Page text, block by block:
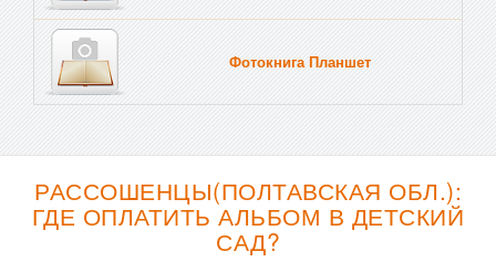
Фотокнига Планшет
РАССОШЕНЦЫ(ПОЛТАВСКАЯ ОБЛ.):
ГДЕ ОПЛАТИТЬ АЛЬБОМ В ДЕТСКИЙ
САД?